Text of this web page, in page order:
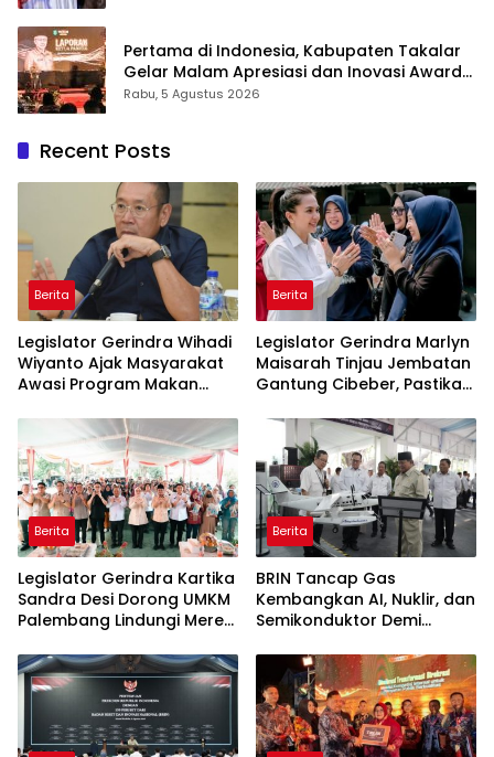
Pertama di Indonesia, Kabupaten Takalar
Gelar Malam Apresiasi dan Inovasi Award
2026: Panggung Penghargaan bagi
Rabu, 5 Agustus 2026
Recent Posts
Berita
Legislator Gerindra Wihadi
Wiyanto Ajak Masyarakat
Awasi Program Makan
Sasaran
Berita
Legislator Gerindra Marlyn
Maisarah Tinjau Jembatan
Gantung Cibeber, Pastikan
Berita
Legislator Gerindra Kartika
Sandra Desi Dorong UMKM
Palembang Lindungi Merek
Berita
BRIN Tancap Gas
Kembangkan AI, Nuklir, dan
Semikonduktor Demi
Indonesia